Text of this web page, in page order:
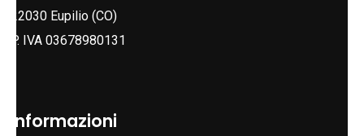
22030 Eupilio (CO)
P. IVA 03678980131
Informazioni